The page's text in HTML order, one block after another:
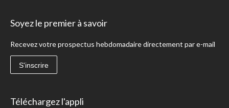
Soyez le premier à savoir
Recevez votre prospectus hebdomadaire directement par e-mail
S'inscrire
Téléchargez l'appli